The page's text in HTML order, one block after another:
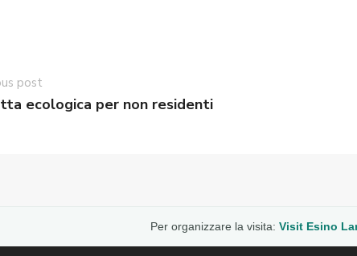
post
ecologica per non residenti
Per organizzare la visita: Visit Esino